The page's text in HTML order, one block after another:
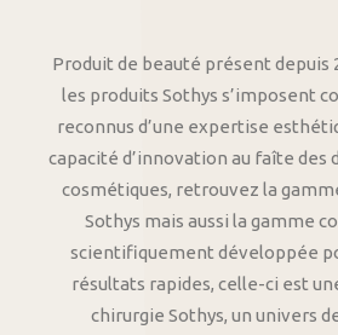
Produit de beauté présent depuis
les produits Sothys s’imposent
reconnus d’une expertise
capacité d’innovation au faîte des
cosmétiques, retrouvez la
Sothys mais aussi la gamme
scientifiquement développée
résultats rapides, celle-ci est
chirurgie Sothys, un univers